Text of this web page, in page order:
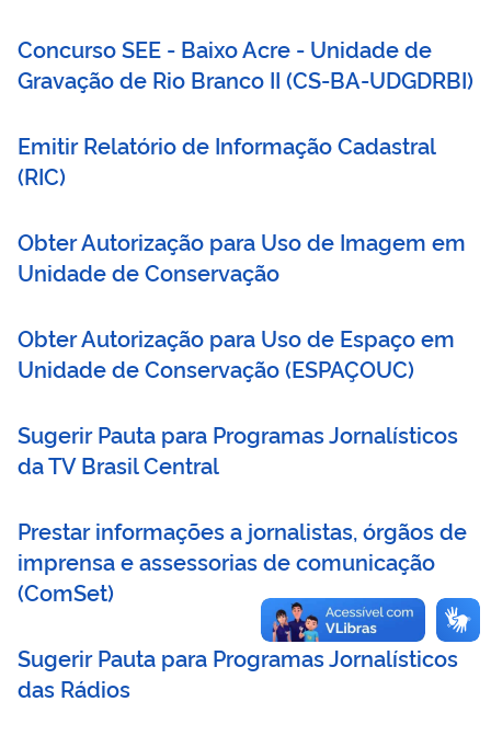
Concurso SEE - Baixo Acre - Unidade de
Gravação de Rio Branco II (CS-BA-UDGDRBI)
Emitir Relatório de Informação Cadastral
(RIC)
Obter Autorização para Uso de Imagem em
Unidade de Conservação
Obter Autorização para Uso de Espaço em
Unidade de Conservação(ESPAÇOUC)
Sugerir Pauta para Programas Jornalísticos
da TV Brasil Central
Prestar informações a jornalistas, órgãos de
imprensa e assessorias de comunicação
(ComSet)
Sugerir Pauta para Programas Jornalísticos
das Rádios